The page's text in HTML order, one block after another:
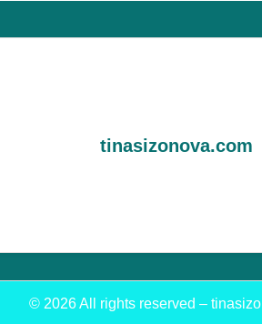
tinasizonova.com
© 2026 All rights reserved –